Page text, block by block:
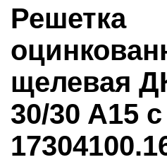
Решетка
щелевая
30/30 A15